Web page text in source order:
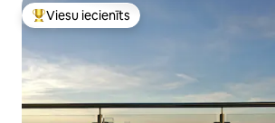
Populārs viesu iecienīts mājoklis
Viesu iecienīts